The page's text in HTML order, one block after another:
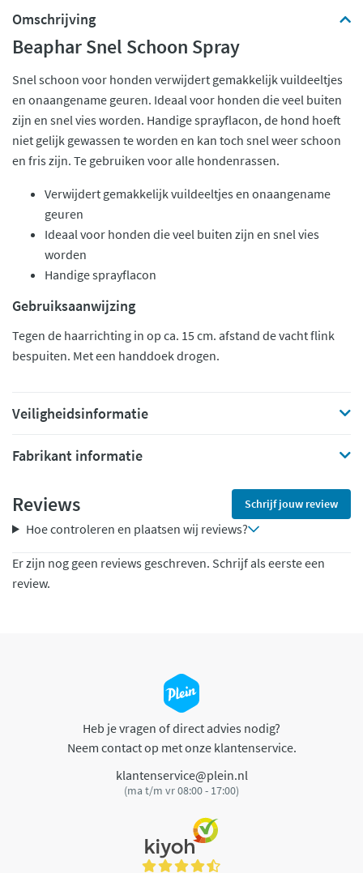
Omschrijving
Beaphar Snel Schoon Spray
Snel schoon voor honden verwijdert gemakkelijk vuildeeltjes
en onaangename geuren. Ideaal voor honden die veel buiten
zijn en snel vies worden. Handige sprayflacon, de hond hoeft
niet gelijk gewassen te worden en kan toch snel weer schoon
en fris zijn. Te gebruiken voor alle hondenrassen.
Verwijdert gemakkelijk vuildeeltjes en onaangename
geuren
Ideaal voor honden die veel buiten zijn en snel vies
worden
Handige sprayflacon
Gebruiksaanwijzing
Tegen de haarrichting in op ca. 15 cm. afstand de vacht flink
bespuiten. Met een handdoek drogen.
Veiligheidsinformatie
Fabrikant informatie
Reviews Schrijf jouw review
Hoe controleren en plaatsen wij reviews?
Er zijn nog geen reviews geschreven. Schrijf als eerste een
review.
Heb je vragen of direct advies nodig?
Neem contact op met onze klantenservice.
klantenservice@plein.nl
(ma t/m vr 08:00 - 17:00)